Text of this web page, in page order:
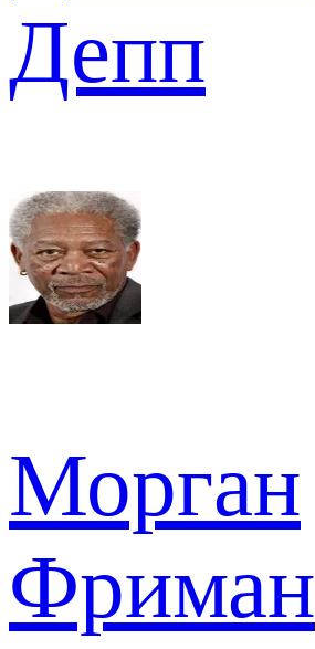
Депп
Морган
Фриман